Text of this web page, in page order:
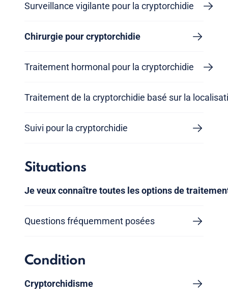
Surveillance vigilante pour la cryptorchidie
Chirurgie pour cryptorchidie
Traitement hormonal pour la cryptorchidie
Traitement de la cryptorchidie basé sur la
Suivi pour la cryptorchidie
Situations
Je veux connaître toutes les options de
Questions fréquemment posées
Condition
Cryptorchidisme